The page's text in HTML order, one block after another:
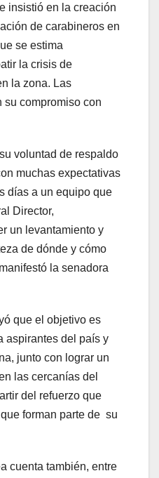
insistió en la creación
de carabineros en
se estima
la crisis de
la zona. Las
su compromiso con
voluntad de respaldo
muchas expectativas
días a un equipo que
Director,
un levantamiento y
de dónde y cómo
la senadora
que el objetivo es
aspirantes del país y
junto con lograr un
las cercanías del
del refuerzo que
forman parte de su
cuenta también, entre